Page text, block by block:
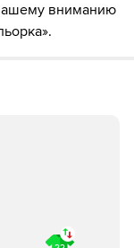
головой,
Nacho
из команды
вниманию